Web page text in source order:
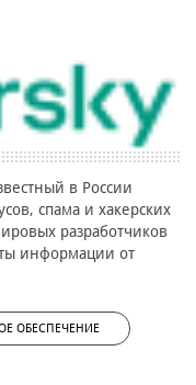
в России
спама и хакерских
разработчиков
информации от
ОБЕСПЕЧЕНИЕ